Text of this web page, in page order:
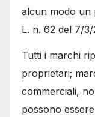
alcun modo un
L. n. 62 del 7/3/
Tutti i marchi
proprietari;
commerciali,
possono